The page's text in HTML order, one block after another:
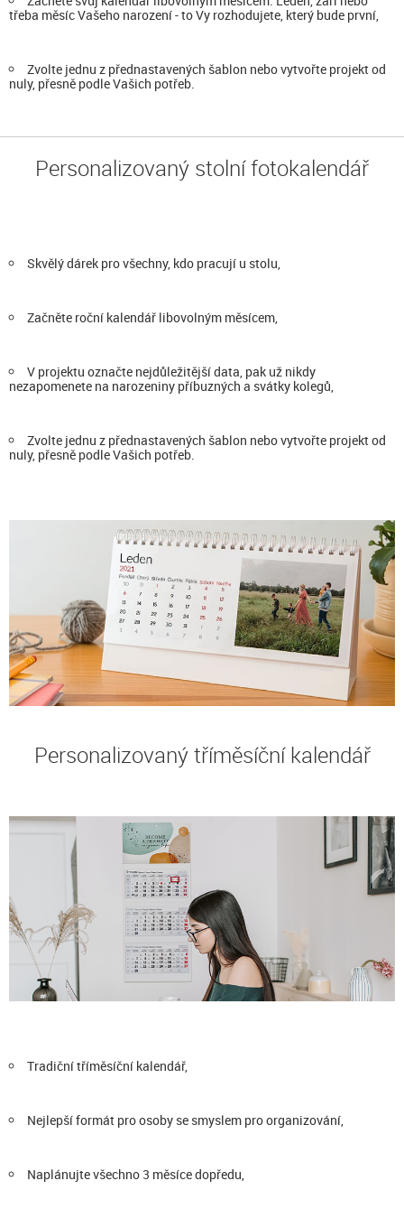
třeba měsíc Vašeho narození - to Vy rozhodujete, který bude první,
Zvolte jednu z přednastavených šablon nebo vytvořte projekt od
nuly, přesně podle Vašich potřeb.
Personalizovaný stolní fotokalendář
Skvělý dárek pro všechny, kdo pracují u stolu,
Začněte roční kalendář libovolným měsícem,
V projektu označte nejdůležitější data, pak už nikdy
nezapomenete na narozeniny příbuzných a svátky kolegů,
Zvolte jednu z přednastavených šablon nebo vytvořte projekt od
nuly, přesně podle Vašich potřeb.
Personalizovaný tříměsíční kalendář
Tradiční tříměsíční kalendář,
Nejlepší formát pro osoby se smyslem pro organizování,
Naplánujte všechno 3 měsíce dopředu,